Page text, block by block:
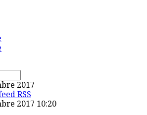
2017
RSS
2017 10:20